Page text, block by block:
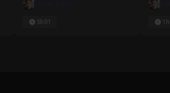
Julien Pons
5h01